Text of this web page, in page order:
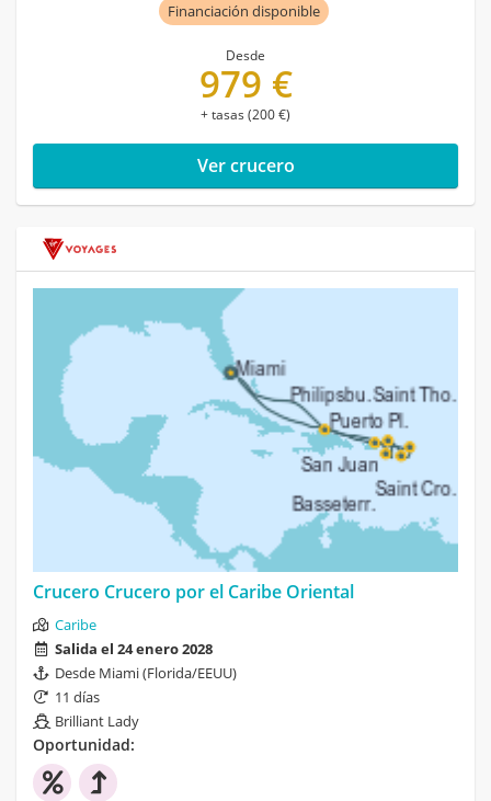
Financiación disponible
Desde
979 €
+ tasas (200 €)
Ver crucero
Crucero Crucero por el Caribe Oriental
Caribe
Salida el 24 enero 2028
Desde Miami (Florida/EEUU)
11 días
Brilliant Lady
Oportunidad: